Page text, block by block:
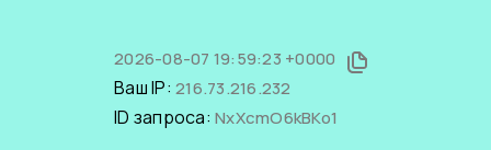
2026-08-07 19:59:23 +0000
Ваш IP: 216.73.216.232
ID запроса: NxXcmO6kBKo1